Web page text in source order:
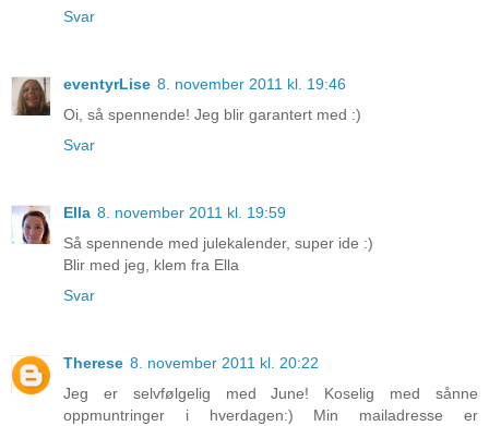
Svar
eventyrLise 8. november 2011 kl. 19:46
Oi, så spennende! Jeg blir garantert med :)
Svar
Ella 8. november 2011 kl. 19:59
Så spennende med julekalender, super ide :)
Blir med jeg, klem fra Ella
Svar
Therese 8. november 2011 kl. 20:22
Jeg er selvfølgelig med June! Koselig med sånne
oppmuntringer i hverdagen:) Min mailadresse er